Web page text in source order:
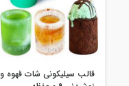
قالب سیلیکونی شات قهوه و